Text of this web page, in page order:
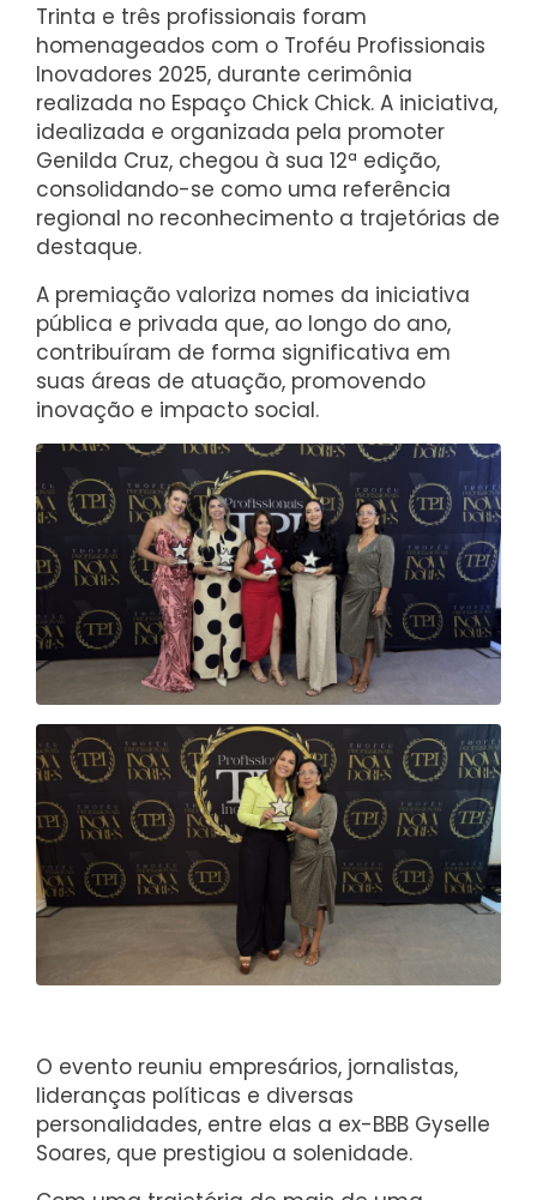
Trinta e três profissionais foram
homenageados com o Troféu Profissionais
Inovadores 2025, durante cerimônia
realizada no Espaço Chick Chick. A iniciativa,
idealizada e organizada pela promoter
Genilda Cruz, chegou à sua 12ª edição,
consolidando-se como uma referência
regional no reconhecimento a trajetórias de
destaque.
A premiação valoriza nomes da iniciativa
pública e privada que, ao longo do ano,
contribuíram de forma significativa em
suas áreas de atuação, promovendo
inovação e impacto social.
O evento reuniu empresários, jornalistas,
lideranças políticas e diversas
personalidades, entre elas a ex-BBB Gyselle
Soares, que prestigiou a solenidade.